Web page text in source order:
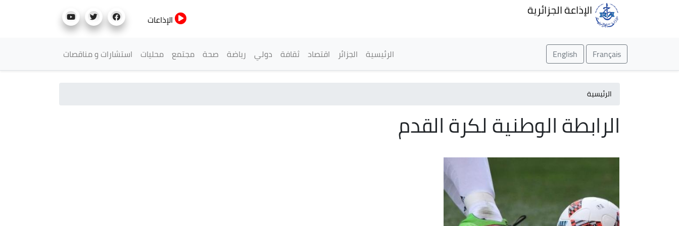
الإذاعة الجزائرية
الإذاعات
Français
English القائمة الرئيسية
الرئيسية الجزائر اقتصاد ثقافة دولي رياضة صحة مجتمع محليات استشارات و مناقصات
الرئيسية
الرابطة الوطنية لكرة القدم